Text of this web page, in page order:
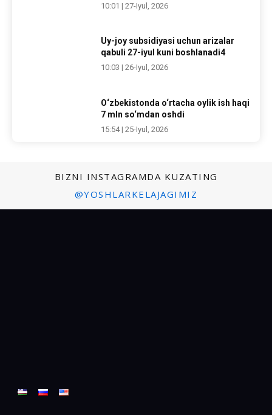
10:01 | 27-Iyul, 2026
Uy-joy subsidiyasi uchun arizalar
qabuli 27-iyul kuni boshlanadi4
10:03 | 26-Iyul, 2026
O‘zbekistonda o‘rtacha oylik ish haqi
7 mln so‘mdan oshdi
15:54 | 25-Iyul, 2026
BIZNI INSTAGRAMDA KUZATING
@YOSHLARKELAJAGIMIZ
E-mail:info@yoshlarkelajagimiz.uz